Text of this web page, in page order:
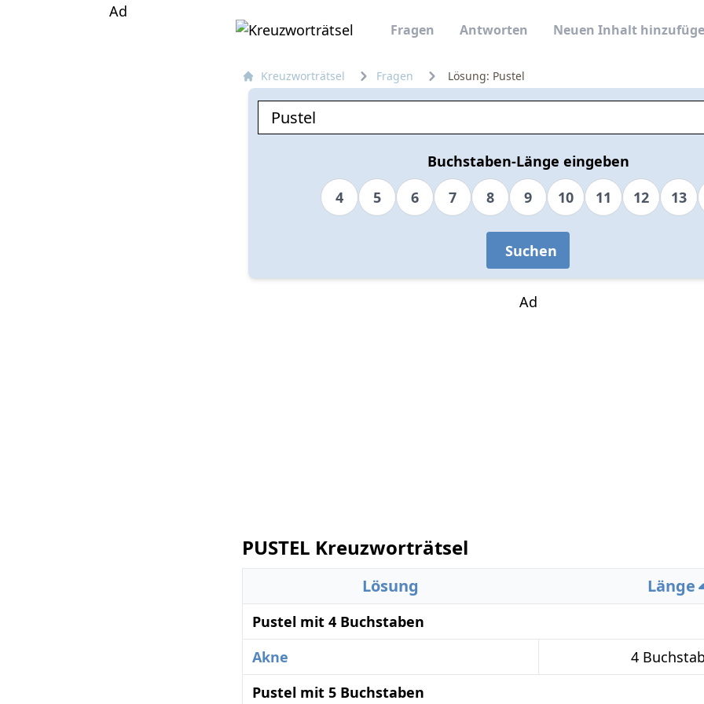
Fragen Antworten Neuen Inhalt
Ad
Kreuzworträtsel Fragen Lösung: Pustel
Buchstaben-Länge eingeben
4
5 6 7 8 9 10 11 12 13
Suchen
Ad
PUSTEL Kreuzworträtsel
Lösung Länge
Pustel mit 4 Buchstaben
Akne
4
Pustel mit 5 Buchstaben